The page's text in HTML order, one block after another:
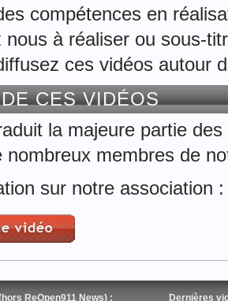
compétences en
nous à réaliser ou sous-
ces vidéos autour
CES VIDÉOS
la majeure partie
nombreux membres de
sur notre association
ReOpen911 News) : Dernières